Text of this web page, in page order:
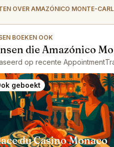
OVER AMAZÓNICO MONTE-
BOEKEN OOK
die Amazónico
op recente
geboekt
du Casino Monaco